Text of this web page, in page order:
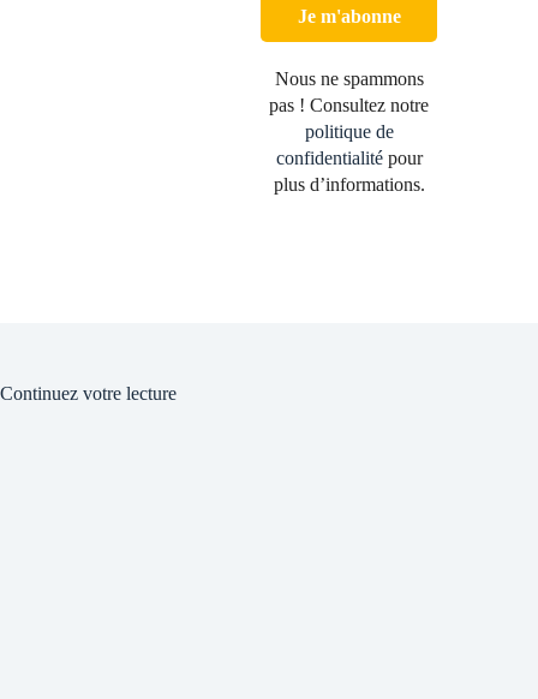
Nous ne spammons
pas ! Consultez notre
politique de
confidentialitépour
plus d’informations.
Continuez votre lecture